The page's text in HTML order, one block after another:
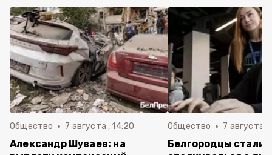
Общество 7 августа , 14:20
Александр Шуваев: на
Общество 7 августа ,
Белгородцы стали